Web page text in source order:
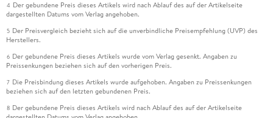
4 Der gebundene Preis dieses Artikels wird nach Ablauf des auf der Artikelseite
dargestellten Datums vom Verlag angehoben.
5 Der Preisvergleich bezieht sich auf die unverbindliche Preisempfehlung (UVP) des
Herstellers.
6 Der gebundene Preis dieses Artikels wurde vom Verlag gesenkt. Angaben zu
Preissenkungen beziehen sich auf den vorherigen Preis.
7 Die Preisbindung dieses Artikels wurde aufgehoben. Angaben zu Preissenkungen
beziehen sich auf den letzten gebundenen Preis.
8 Der gebundene Preis dieses Artikels wird nach Ablauf des auf der Artikelseite